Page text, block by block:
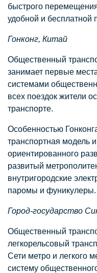
быстрого
удобной и бесплатной
Гонконг, Китай
Общественный
занимает первые
системами
всех поездок жители
транспорте.
Особенностью
транспортная модель
ориентированного
развитый
внутригородские
паромы и фуникулеры.
Город-государство
Общественный
легкорельсовый
Сети метро и легкого
систему